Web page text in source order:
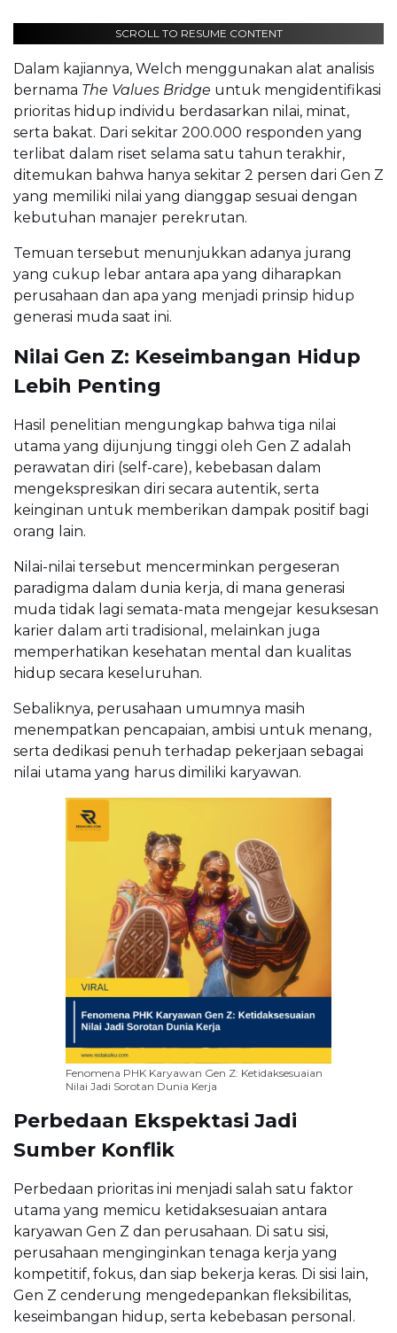
SCROLL TO RESUME CONTENT
Dalam kajiannya, Welch menggunakan alat analisis
bernama The Values Bridge untuk mengidentifikasi
prioritas hidup individu berdasarkan nilai, minat,
serta bakat. Dari sekitar 200.000 responden yang
terlibat dalam riset selama satu tahun terakhir,
ditemukan bahwa hanya sekitar 2 persen dari Gen Z
yang memiliki nilai yang dianggap sesuai dengan
kebutuhan manajer perekrutan.
Temuan tersebut menunjukkan adanya jurang
yang cukup lebar antara apa yang diharapkan
perusahaan dan apa yang menjadi prinsip hidup
generasi muda saat ini.
Nilai Gen Z: Keseimbangan Hidup
Lebih Penting
Hasil penelitian mengungkap bahwa tiga nilai
utama yang dijunjung tinggi oleh Gen Z adalah
perawatan diri (self-care), kebebasan dalam
mengekspresikan diri secara autentik, serta
keinginan untuk memberikan dampak positif bagi
orang lain.
Nilai-nilai tersebut mencerminkan pergeseran
paradigma dalam dunia kerja, di mana generasi
muda tidak lagi semata-mata mengejar kesuksesan
karier dalam arti tradisional, melainkan juga
memperhatikan kesehatan mental dan kualitas
hidup secara keseluruhan.
Sebaliknya, perusahaan umumnya masih
menempatkan pencapaian, ambisi untuk menang,
serta dedikasi penuh terhadap pekerjaan sebagai
nilai utama yang harus dimiliki karyawan.
Fenomena PHK Karyawan Gen Z: Ketidaksesuaian
Nilai Jadi Sorotan Dunia Kerja
Perbedaan Ekspektasi Jadi
Sumber Konflik
Perbedaan prioritas ini menjadi salah satu faktor
utama yang memicu ketidaksesuaian antara
karyawan Gen Z dan perusahaan. Di satu sisi,
perusahaan menginginkan tenaga kerja yang
kompetitif, fokus, dan siap bekerja keras. Di sisi lain,
Gen Z cenderung mengedepankan fleksibilitas,
keseimbangan hidup, serta kebebasan personal.